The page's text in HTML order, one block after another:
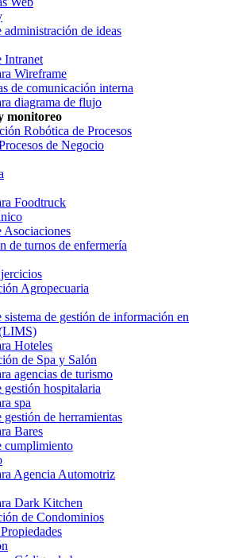
administración de ideas
Intranet
Wireframe
de comunicación interna
diagrama de flujo
monitoreo
Robótica de Procesos
de Negocio
Foodtruck
Asociaciones
de turnos de enfermería
Agropecuaria
sistema de gestión de información en
Hoteles
de Spa y Salón
agencias de turismo
gestión hospitalaria
spa
gestión de herramientas
Bares
cumplimiento
Agencia Automotriz
Dark Kitchen
de Condominios